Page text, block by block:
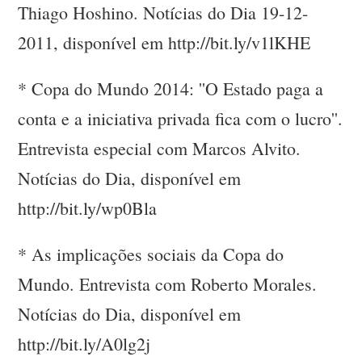
Thiago Hoshino. Notícias do Dia 19-12-
2011, disponível em http://bit.ly/v1lKHE
* Copa do Mundo 2014: ''O Estado paga a
conta e a iniciativa privada fica com o lucro''.
Entrevista especial com Marcos Alvito.
Notícias do Dia, disponível em
http://bit.ly/wp0Bla
* As implicações sociais da Copa do
Mundo. Entrevista com Roberto Morales.
Notícias do Dia, disponível em
http://bit.ly/A0lg2j